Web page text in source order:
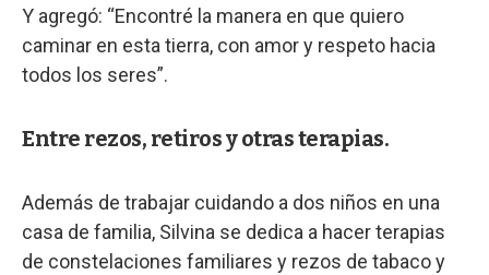
Y agregó: “Encontré la manera en que quiero
caminar en esta tierra, con amor y respeto hacia
todos los seres”.
Entre rezos, retiros y otras terapias.
Además de trabajar cuidando a dos niños en una
casa de familia, Silvina se dedica a hacer terapias
de constelaciones familiares y rezos de tabaco y